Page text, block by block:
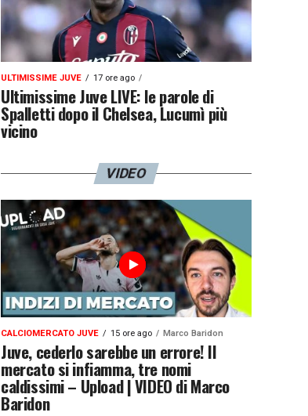
ULTIMISSIME JUVE 17 ore ago
Ultimissime Juve LIVE: le parole di
Spalletti dopo il Chelsea, Lucumì più
vicino
VIDEO
CALCIOMERCATO JUVE 15 ore ago Marco Baridon
Juve, cederlo sarebbe un errore! Il
mercato si infiamma, tre nomi
caldissimi – Upload | VIDEO di Marco
Baridon